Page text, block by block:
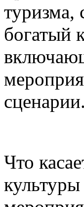
туризма,
богатый
сценарии.
Что